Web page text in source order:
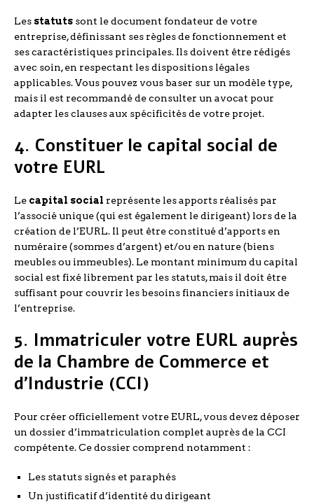
Les statuts sont le document fondateur de votre
entreprise, définissant ses règles de fonctionnement et
ses caractéristiques principales. Ils doivent être rédigés
avec soin, en respectant les dispositions légales
applicables. Vous pouvez vous baser sur un modèle type,
mais il est recommandé de consulter un avocat pour
adapter les clauses aux spécificités de votre projet.
4. Constituer le capital social de
votre EURL
Le capital social représente les apports réalisés par
l’associé unique (qui est également le dirigeant) lors de la
création de l’EURL. Il peut être constitué d’apports en
numéraire (sommes d’argent) et/ou en nature (biens
meubles ou immeubles). Le montant minimum du capital
social est fixé librement par les statuts, mais il doit être
suffisant pour couvrir les besoins financiers initiaux de
l’entreprise.
5. Immatriculer votre EURL auprès
de la Chambre de Commerce et
d’Industrie (CCI)
Pour créer officiellement votre EURL, vous devez déposer
un dossier d’immatriculation complet auprès de la CCI
compétente. Ce dossier comprend notamment :
Les statuts signés et paraphés
Un justificatif d’identité du dirigeant